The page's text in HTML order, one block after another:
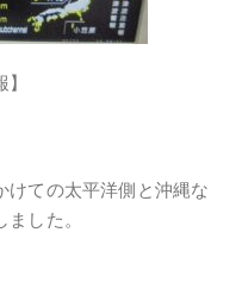
けての太平洋側と沖縄な
した。